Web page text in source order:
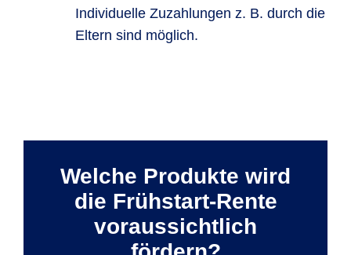
Individuelle Zuzahlungen z. B. durch die
Eltern sind möglich.
Welche Produkte wird
die Frühstart-Rente
voraussichtlich